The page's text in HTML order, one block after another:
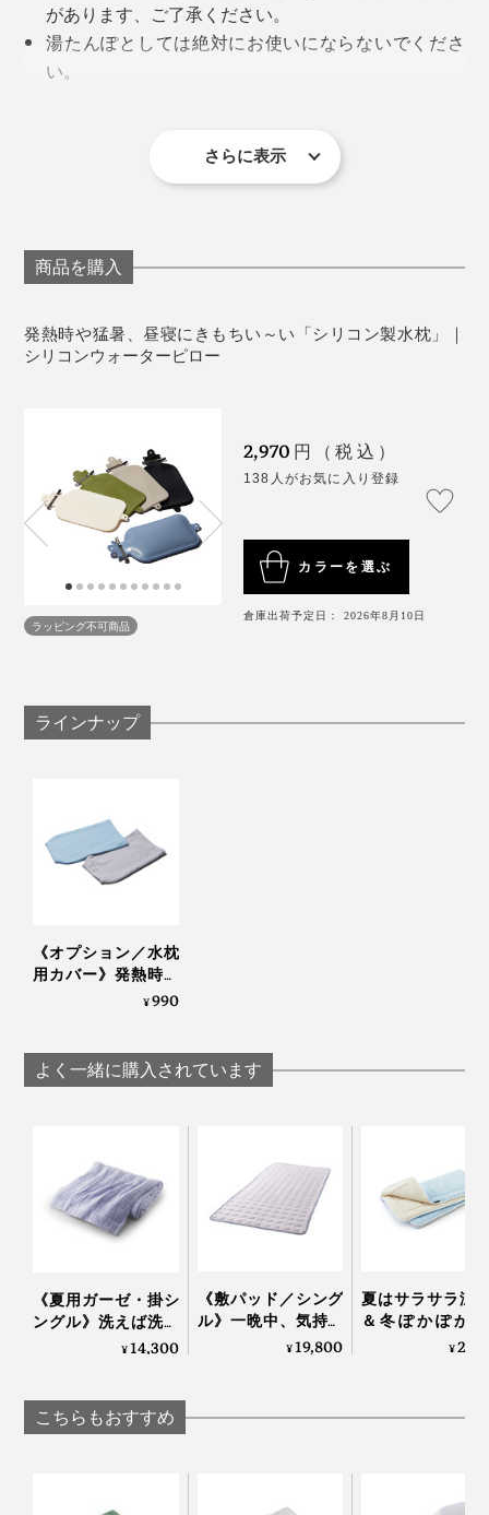
ゴム製が多かった、従来の水枕を、ゴムアレルギーや、
ゴムのニオイ・劣化対策として、シリコン製に替えまし
（1）1.5～2リットルの水と氷（水枕の半分ほどが目
を。
ら、金具で挟んで留めるだけ。あとは、手持ちのタオル
や、別売の専用カバーをつけてください。
仕事疲れでアタマがいっぱい、気分転換で昼寝する時
に。
お風呂上がりでカラダが熱い時や、夏のキャンプやアウ
じつは、私たちのカラダのなかで、もっとも活発に働い
脳は、自律神経をとおして、筋肉や臓器といった、すべ
「水枕は、1900年頃に生まれて以来、ほぼ形が変わっ
たいと思いました」（由良さん）
そこで、ゴム製の水枕を、シリコン製へ。現代の暮しに
なじみやすいカラーもそろえました。
製造は、水枕をはじめ、医療用ゴムづくりを、やはり
職人さんたちが、水枕ひとつひとつを、手で確認しなが
らつくっています。
があります、ご了承ください。
湯たんぽとしては絶対にお使いにならないでくださ
い。
留め金具の部分にもタオルなどを巻いてご使用くだ
た場合は、直ちに使用を中止してください。
使用後は水を抜き水洗いをした後、注水口を下にし
て陰干ししてください。
高温多湿の場所で保管しないでください。劣化の原
因になります。
《商品仕様》
サイズ：（約）幅21.5×長さ47cm
重さ：約275g（留め金具つき）
材質：本体／シリコーン、留め金具／スチール
適正水量：約1.5～2.0ℓ
さらに表示
商品を購入
発熱時や猛暑、昼寝にきもちい～い「シリコン製水枕」｜
シリコンウォーターピロー
ラッピング不可商品
2,970 円（税込）
138人がお気に入り登録
カラーを選ぶ
倉庫出荷予定日： 2026年8月10日
ラインナップ
《オプション／水枕
用カバー》発熱時や
猛暑、昼寝にきもち
ォーターピロー
¥990
よく一緒に購入されています
《夏用ガーゼ・掛シ
ングル》洗えば洗う
ほど、空気を含んで
ト」｜ZEPPINハグエ
アー
¥14,300
《敷パッド／シング
ル》一晩中、気持ち
いいヒンヤリ感が続
¥19,800
夏はサラサラ涼
＆冬ぽかぽか
い、敷くだけ「
¥
こちらもおすすめ